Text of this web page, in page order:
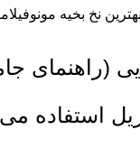
(راهنمای
استفاده